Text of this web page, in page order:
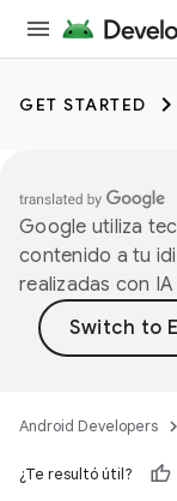
GET STARTED
Google utiliza
contenido a tu
realizadas con
Android Developers
¿Te resultó útil?